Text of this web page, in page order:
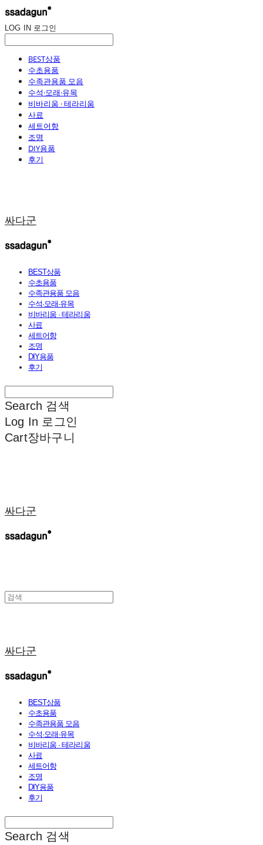
LOG IN 로그인
BEST상품
수초용품
수족관용품 모음
수석·모래·유목
비바리움 · 테라리움
사료
세트어항
조명
DIY용품
후기
싸다군
BEST상품
수초용품
수족관용품 모음
수석·모래·유목
비바리움 · 테라리움
사료
세트어항
조명
DIY용품
후기
Search 검색
Log In 로그인
Cart장바구니
싸다군
싸다군
BEST상품
수초용품
수족관용품 모음
수석·모래·유목
비바리움 · 테라리움
사료
세트어항
조명
DIY용품
후기
Search 검색